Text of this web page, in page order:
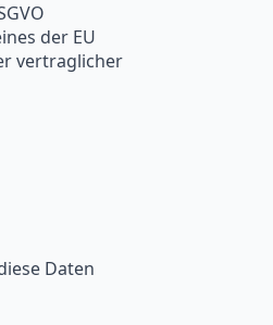
der EU
vertraglicher
Daten